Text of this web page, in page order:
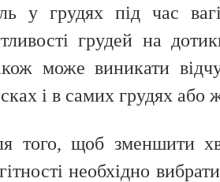
у грудях під час
грудей на
може виникати
і в самих грудях
того, щоб зменшити
необхідно